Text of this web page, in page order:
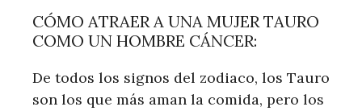
CÓMO ATRAER A UNA MUJER TAURO
COMO UN HOMBRE CÁNCER:
De todos los signos del zodiaco, los Tauro
son los que más aman la comida, pero los